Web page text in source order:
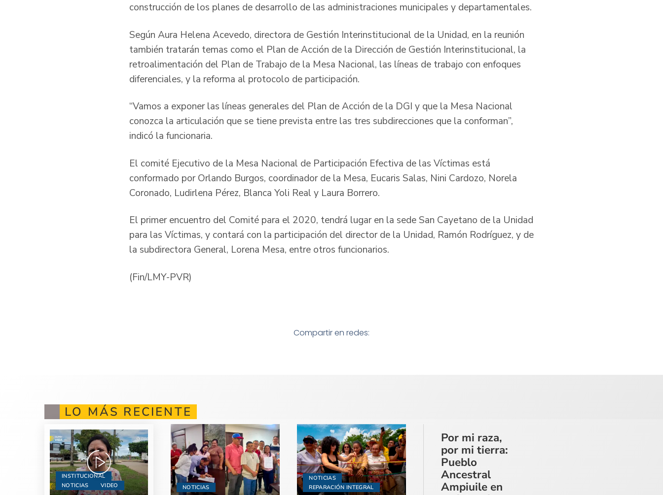
construcción de los planes de desarrollo de las administraciones municipales y departamentales.
Según Aura Helena Acevedo, directora de Gestión Interinstitucional de la Unidad, en la reunión
también tratarán temas como el Plan de Acción de la Dirección de Gestión Interinstitucional, la
retroalimentación del Plan de Trabajo de la Mesa Nacional, las líneas de trabajo con enfoques
diferenciales, y la reforma al protocolo de participación.
“Vamos a exponer las líneas generales del Plan de Acción de la DGI y que la Mesa Nacional
conozca la articulación que se tiene prevista entre las tres subdirecciones que la conforman”,
indicó la funcionaria.
El comité Ejecutivo de la Mesa Nacional de Participación Efectiva de las Víctimas está
conformado por Orlando Burgos, coordinador de la Mesa, Eucaris Salas, Nini Cardozo, Norela
Coronado, Ludirlena Pérez, Blanca Yoli Real y Laura Borrero.
El primer encuentro del Comité para el 2020, tendrá lugar en la sede San Cayetano de la Unidad
para las Víctimas, y contará con la participación del director de la Unidad, Ramón Rodríguez, y de
la subdirectora General, Lorena Mesa, entre otros funcionarios.
(Fin/LMY-PVR)
Compartir en redes:
LO MÁS RECIENTE
INSTITUCIONAL
NOTICIAS
VIDEO NOTICIAS
NOTICIAS
REPARACIÓN INTEGRAL
Por mi raza,
por mi tierra:
Pueblo
Ancestral
Ampiuile en